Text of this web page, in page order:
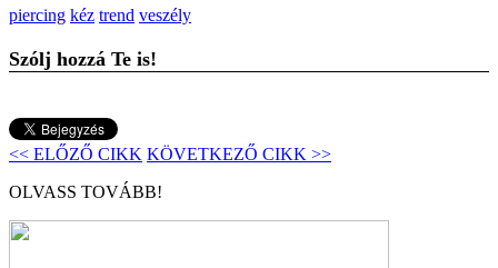
piercing kéz trend veszély
Szólj hozzá Te is!
<< ELŐZŐ CIKK KÖVETKEZŐ CIKK >>
OLVASS TOVÁBB!